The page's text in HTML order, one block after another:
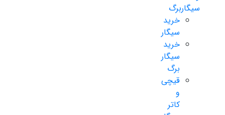
سیگاربرگ
خرید
سیگار
خرید
سیگار
برگ
قیچی
و
کاتر